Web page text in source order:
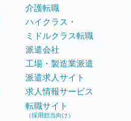
介護転職
ハイクラス・
ミドルクラス転職
派遣会社
工場・製造業派遣
派遣求人サイト
求人情報サービス
転職サイト
（採用担当向け）